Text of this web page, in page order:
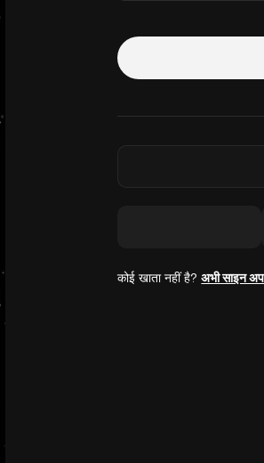
कोई खाता नहीं है?अभी साइन